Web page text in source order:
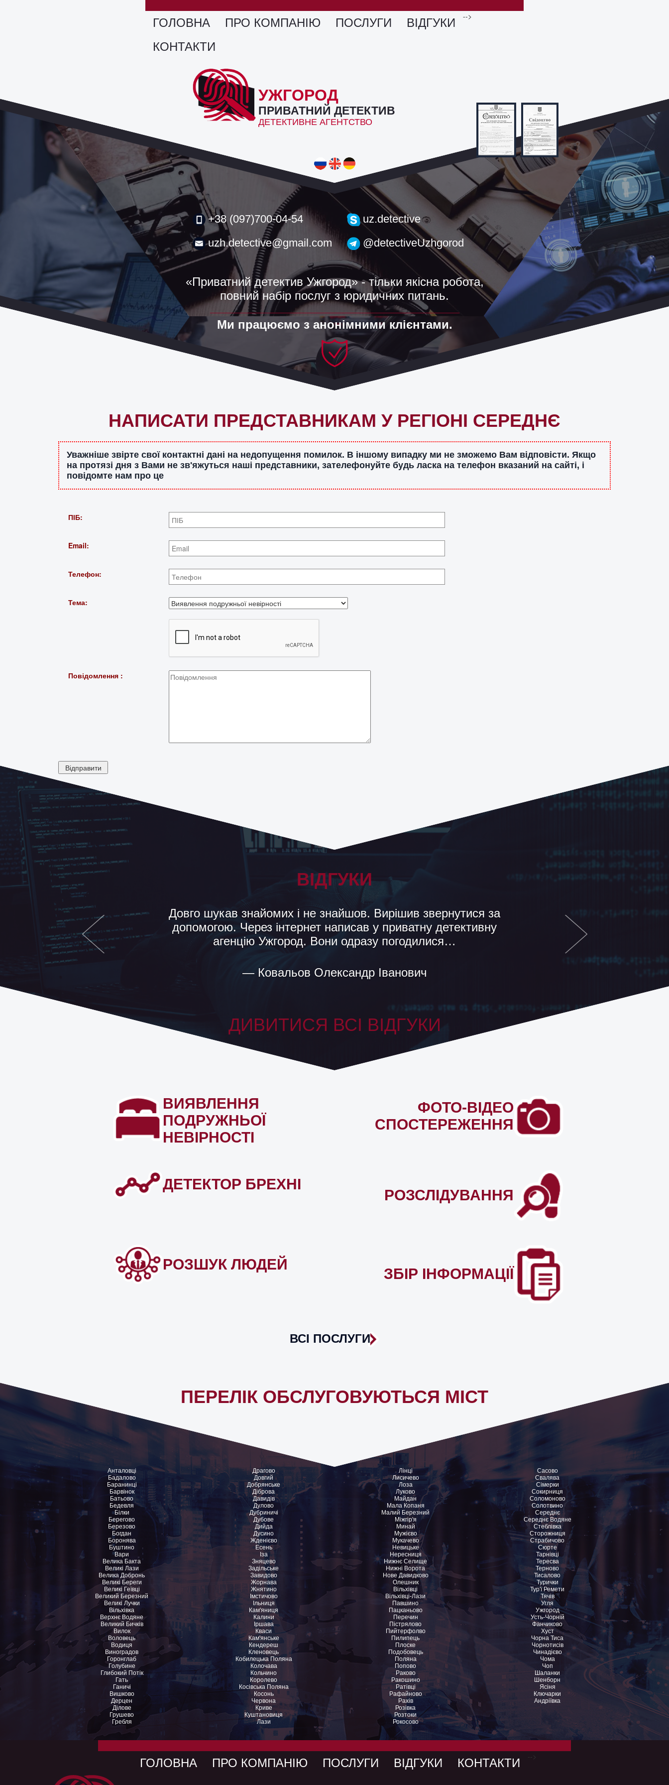
ГОЛОВНА -->
ПРО КОМПАНІЮ ПОСЛУГИ
ВІДГУКИ
КОНТАКТИ
УЖГОРОД
ПРИВАТНИЙ ДЕТЕКТИВ
ДЕТЕКТИВНЕ АГЕНТСТВО
+38 (097)700-04-54
uzh.detective@gmail.com
uz.detective
@detectiveUzhgorod
«Приватний детектив Ужгород» - тільки якісна робота,
повний набір послуг з юридичних питань.
Ми працюємо з анонімними клієнтами.
НАПИСАТИ ПРЕДСТАВНИКАМ У РЕГІОНІ СЕРЕДНЄ
Уважніше звірте свої контактні дані на недопущення помилок. В іншому випадку ми не зможемо Вам відповісти. Якщо
на протязі дня з Вами не зв'яжуться наші представники, зателефонуйте будь ласка на телефон вказаний на сайті, і
повідомте нам про це
ПІБ:
Email:
Телефон:
Тема:
Повідомлення :
ВІДГУКИ
Що ви можете зробити для коханої людини ? Напевно , все!
Так і я. Коли ми познайомилися в Інтернеті , я не припускав ,
я то з цього вийде щось хороше. Так…
— Віктор
ДИВИТИСЯ ВСІ ВІДГУКИ
ВИЯВЛЕННЯ
ПОДРУЖНЬОЇ
НЕВІРНОСТІ
ДЕТЕКТОР БРЕХНІ
РОЗШУК ЛЮДЕЙ
ФОТО-ВІДЕО
СПОСТЕРЕЖЕННЯ
РОЗСЛІДУВАННЯ
ЗБІР ІНФОРМАЦІЇ
ВСІ ПОСЛУГИ
ПЕРЕЛІК ОБСЛУГОВУЮТЬСЯ МІСТ
Анталовці
Бадалово
Баранинці
Барвінок
Батьово
Бедевля
Білки
Берегово
Березово
Богдан
Боронява
Буштино
Вари
Велика Бакта
Великі Лази
Велика Добронь
Великі Береги
Великі Геївці
Великий Березний
Великі Лучки
Вільхівка
Верхнє Водяне
Великий Бичків
Вилок
Воловець
Водиця
Виноградов
Горонглаб
Голубине
Глибокий Потік
Гать
Ганичі
Вишково
Дерцен
Ділове
Грушево
Гребля
Драгово
Довгий
Добрянське
Діброва
Давидів
Дулово
Дубриничі
Дубове
Дийда
Дусино
Жденієво
Есень
Іза
Зняцево
Задільське
Завидово
Жорнава
Жнятино
Імстичово
Ільниця
Кам'яниця
Калини
Іршава
Кваси
Кам'янське
Кендереш
Кленовець
Кобилецька Поляна
Колочава
Кольчино
Королево
Косівська Поляна
Косонь
Червона
Криве
Куштановиця
Лази
Лінці
Лисичево
Лоза
Луково
Майдан
Мала Копаня
Малий Березний
Міжгір'я
Минай
Мужієво
Мукачево
Невицьке
Нересниця
Нижнє Селище
Нижні Ворота
Нове Давидково
Олешник
Вільхівці
Вільхівці-Лази
Павшино
Пацканьово
Перечин
Пістрялово
Пийтерфолво
Пилипець
Плоске
Подобовець
Поляна
Попово
Раково
Ракошино
Ратівці
Рафайново
Рахів
Розівка
Розтоки
Рокосово
Сасово
Свалява
Сімерки
Сокирниця
Соломоново
Солотвино
Середнє
Середнє Водяне
Стеблівка
Сторожниця
Страбичово
Сюрте
Тарнівці
Тересва
Терново
Тисалово
Турички
Тур'ї Ремети
Тячів
Угля
Ужгород
Усть-Чорній
Фанчиково
Хуст
Чорна Тиса
Чорнотисів
Чинадієво
Чома
Чоп
Шаланки
Шенборн
Ясіня
Ключарки
Андріївка
ГОЛОВНА -->
ПРО КОМПАНІЮ ПОСЛУГИ ВІДГУКИ КОНТАКТИ